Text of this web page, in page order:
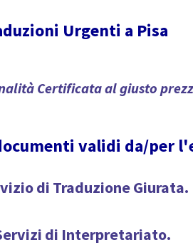
Urgenti a Pisa
Certificata al giusto
validi da/per
di Traduzione Giurata.
di Interpretariato.